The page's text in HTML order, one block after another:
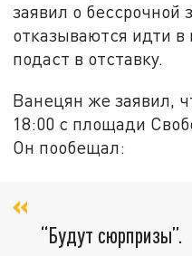
заявил о бессрочной
отказываются идти
подаст в отставку.
Ванецян же заявил,
18:00 с площади
Он пообещал:
“Будут сюрпризы”.